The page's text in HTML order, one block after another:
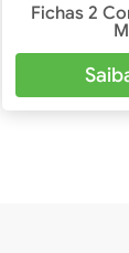
Fichas 2